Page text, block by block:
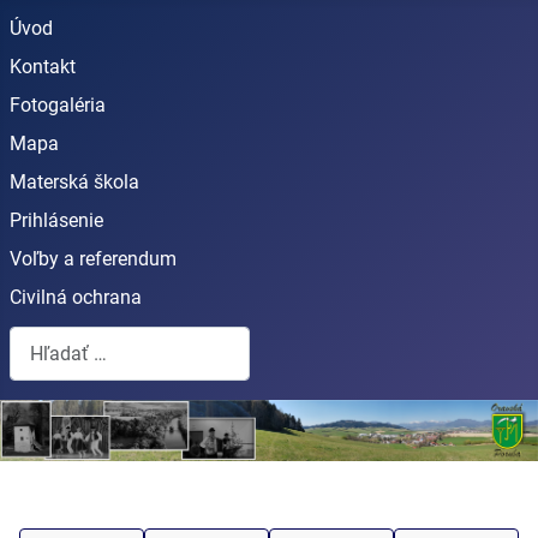
Úvod
Kontakt
Fotogaléria
Mapa
Materská škola
Prihlásenie
Voľby a referendum
Civilná ochrana
Hľadať...